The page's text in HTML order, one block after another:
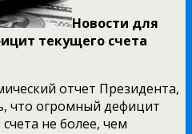
Новости для
текущего счета
отчет Президента,
что огромный дефицит
не более, чем